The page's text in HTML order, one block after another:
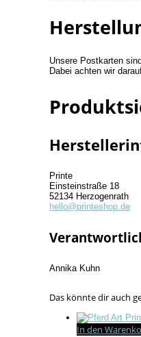
Unsere Postkarten
Dabei achten wir
Printe
Einsteinstraße 18
52134 Herzogenrath
hello@printeshop.de
Annika Kuhn
Das könnte dir auch
In den